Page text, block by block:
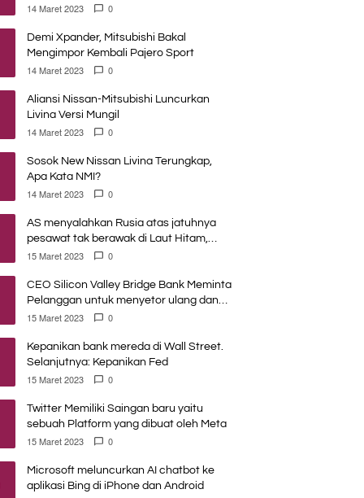
14 Maret 2023 0
Demi Xpander, Mitsubishi Bakal
Mengimpor Kembali Pajero Sport
14 Maret 2023 0
Aliansi Nissan-Mitsubishi Luncurkan
Livina Versi Mungil
14 Maret 2023 0
Sosok New Nissan Livina Terungkap,
Apa Kata NMI?
14 Maret 2023 0
AS menyalahkan Rusia atas jatuhnya
pesawat tak berawak di Laut Hitam,
Moskow menyangkal
15 Maret 2023 0
CEO Silicon Valley Bridge Bank Meminta
Pelanggan untuk menyetor ulang dana
Mereka
15 Maret 2023 0
Kepanikan bank mereda di Wall Street.
Selanjutnya: Kepanikan Fed
15 Maret 2023 0
Twitter Memiliki Saingan baru yaitu
sebuah Platform yang dibuat oleh Meta
15 Maret 2023 0
Microsoft meluncurkan AI chatbot ke
aplikasi Bing di iPhone dan Android